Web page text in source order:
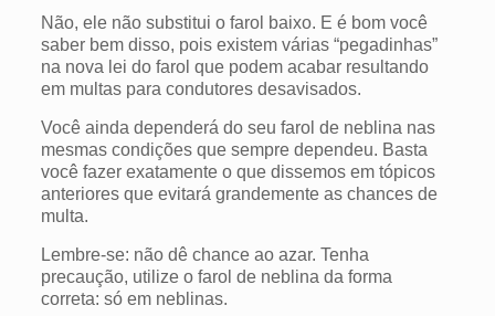
Não, ele não substitui o farol baixo. E é bom você
saber bem disso, pois existem várias “pegadinhas”
na nova lei do farol que podem acabar resultando
em multas para condutores desavisados.
Você ainda dependerá do seu farol de neblina nas
mesmas condições que sempre dependeu. Basta
você fazer exatamente o que dissemos em tópicos
anteriores que evitará grandemente as chances de
multa.
Lembre-se: não dê chance ao azar. Tenha
precaução, utilize o farol de neblina da forma
correta: só em neblinas.